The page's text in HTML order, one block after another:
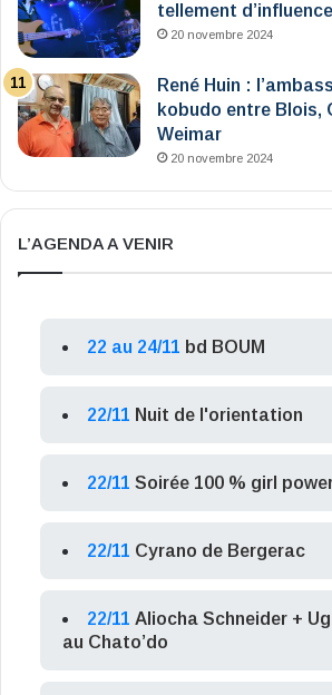
tellement
20 novembre 2024
René Huin :
kobudo entre Blois,
Weimar
20 novembre 2024
L’AGENDA A VENIR
22 au 24/11 bd BOUM
22/11 Nuit de l'orientation
22/11 Soirée 100 % girl
22/11 Cyrano de Bergerac
22/11 Aliocha Schneider +
au Chato’do